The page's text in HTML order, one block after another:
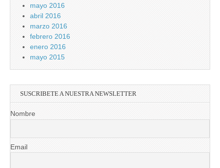
mayo 2016
abril 2016
marzo 2016
febrero 2016
enero 2016
mayo 2015
SUSCRIBETE A NUESTRA NEWSLETTER
Nombre
Email